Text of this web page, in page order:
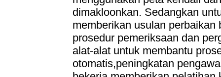
dimakloonkan. Sedangkan
memberikan usulan perbaikan
prosedur pemeriksaan dan
alat-alat untuk membantu
otomatis,peningkatan